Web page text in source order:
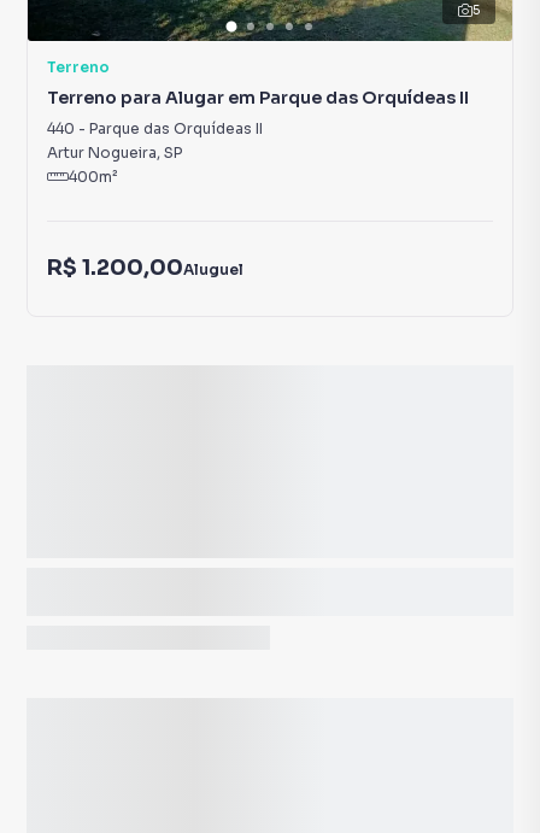
5
Terreno
Terreno para Alugar em Parque das Orquídeas II
440 - Parque das Orquídeas II
Artur Nogueira, SP
400m²
R$ 1.200,00Aluguel